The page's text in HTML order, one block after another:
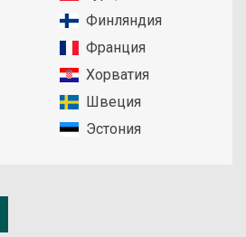
Финляндия
Франция
Хорватия
Швеция
Эстония